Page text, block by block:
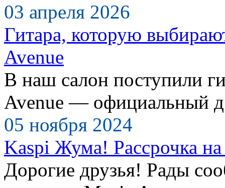
03 апреля 2026
Гитара, которую
Avenue
В наш салон поступили
Avenue — официальный
05 ноября 2024
Kaspi Жума! Рассрочка на
Дорогие друзья! Рады